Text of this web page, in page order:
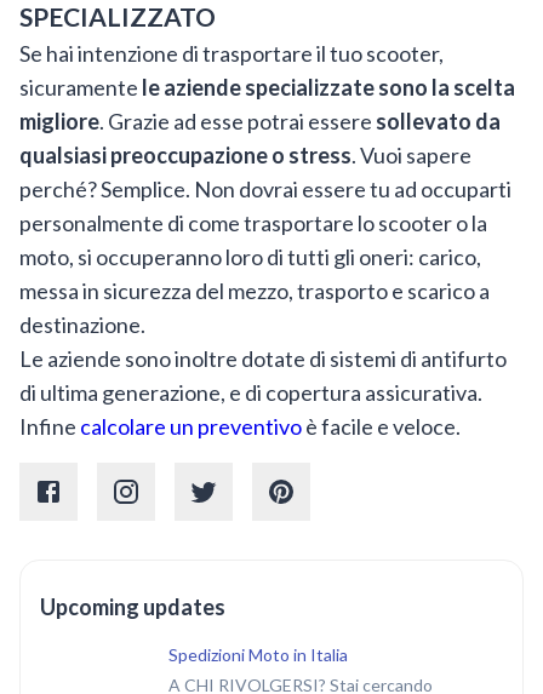
SPECIALIZZATO
Se hai intenzione di trasportare il tuo scooter,
sicuramente le aziende specializzate sono la scelta
migliore. Grazie ad esse potrai essere sollevato da
qualsiasi preoccupazione o stress. Vuoi sapere
perché? Semplice. Non dovrai essere tu ad occuparti
personalmente di come trasportare lo scooter o la
moto, si occuperanno loro di tutti gli oneri: carico,
messa in sicurezza del mezzo, trasporto e scarico a
destinazione.
Le aziende sono inoltre dotate di sistemi di antifurto
di ultima generazione, e di copertura assicurativa.
Infine calcolare un preventivoè facile e veloce.
Upcoming updates
Spedizioni Moto in Italia
A CHI RIVOLGERSI? Stai cercando